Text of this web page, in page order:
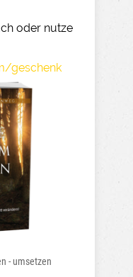
oder nutze
geschenk
- umsetzen